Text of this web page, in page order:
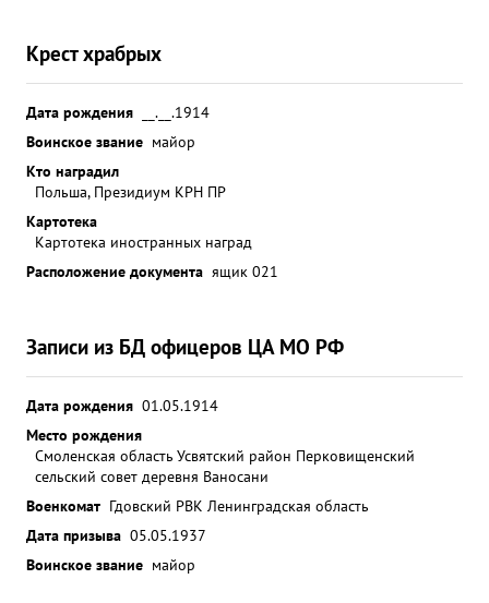
Крест храбрых
Дата рождения
__.__.1914
Воинское звание майор
Кто наградил
Польша, Президиум КРН ПР
Картотека
Картотека иностранных наград
Расположение документа ящик 021
Записи из БД офицеров ЦА МО РФ
Дата рождения 01.05.1914
Место рождения
Смоленская область Усвятский район Перковищенский
сельский совет деревня Ваносани
Военкомат Гдовский РВК Ленинградская область
Дата призыва 05.05.1937
Воинское звание майор